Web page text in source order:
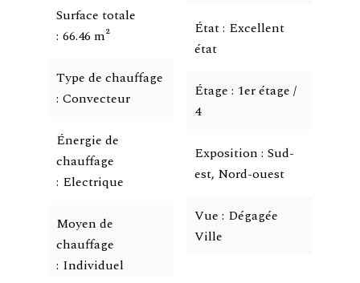
Surface totale
66.46 m²
Type de chauffage
Convecteur
Énergie de
chauffage
Electrique
Moyen de
chauffage
Individuel
État Excellent
état
Étage 1er étage /
4
Exposition Sud-
est, Nord-ouest
Vue Dégagée
Ville